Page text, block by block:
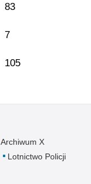
83
7
105
Archiwum X
Lotnictwo Policji